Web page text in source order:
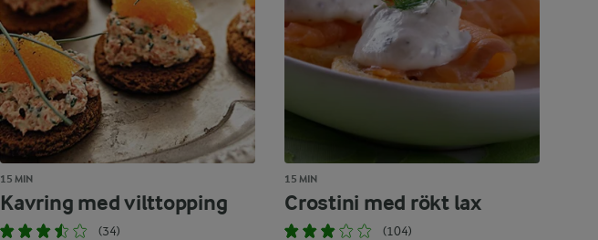
15 MIN
Kavring med vilttopping
(34)
15 MIN
Crostini med rökt lax
(104)